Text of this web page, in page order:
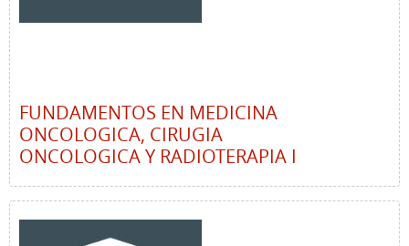
FUNDAMENTOS EN MEDICINA
ONCOLOGICA, CIRUGIA
ONCOLOGICA Y RADIOTERAPIA I